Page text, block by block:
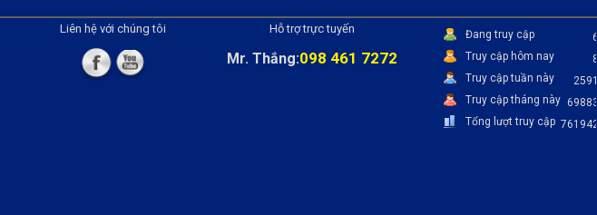
Liên hệ với chúng tôi Hỗ trợ trực tuyến
Mr. Thắng:098 461 7272
Đang truy cập
6
Truy cập hôm nay
8
Truy cập tuần này
2591
Truy cập tháng này 69883
Tổng lượt truy cập 761942